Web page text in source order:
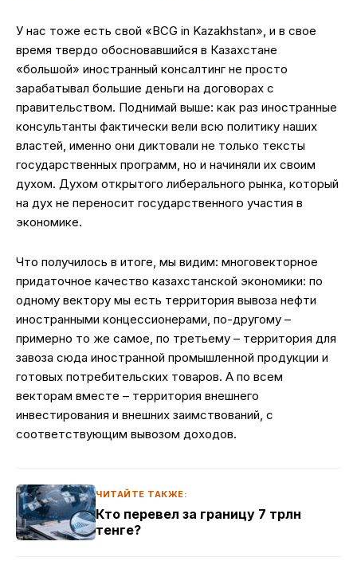
У нас тоже есть свой «BCG in Kazakhstan», и в свое
время твердо обосновавшийся в Казахстане
«большой» иностранный консалтинг не просто
зарабатывал большие деньги на договорах с
правительством. Поднимай выше: как раз иностранные
консультанты фактически вели всю политику наших
властей, именно они диктовали не только тексты
государственных программ, но и начиняли их своим
духом. Духом открытого либерального рынка, который
на дух не переносит государственного участия в
экономике.
Что получилось в итоге, мы видим: многовекторное
придаточное качество казахстанской экономики: по
одному вектору мы есть территория вывоза нефти
иностранными концессионерами, по-другому –
примерно то же самое, по третьему – территория для
завоза сюда иностранной промышленной продукции и
готовых потребительских товаров. А по всем
векторам вместе – территория внешнего
инвестирования и внешних заимствований, с
соответствующим вывозом доходов.
ЧИТАЙТЕ ТАКЖЕ:
Кто перевел за границу 7 трлн
тенге?